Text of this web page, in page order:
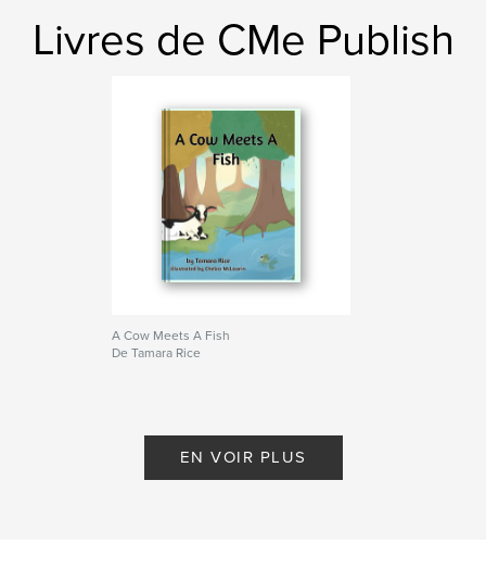
Livres de CMe Publish
A Cow Meets A Fish
De Tamara Rice
EN VOIR PLUS